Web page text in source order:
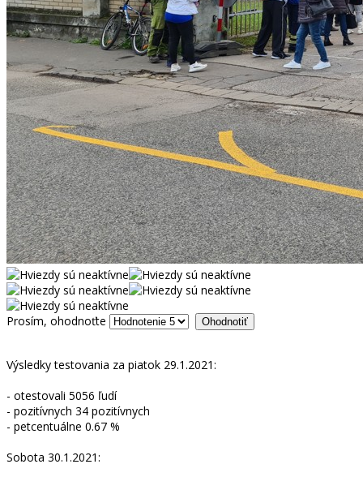
Prosím, ohodnoťte
Výsledky testovania za piatok 29.1.2021:
- otestovali 5056 ľudí
- pozitívnych 34 pozitívnych
- petcentuálne 0.67 %
Sobota 30.1.2021: